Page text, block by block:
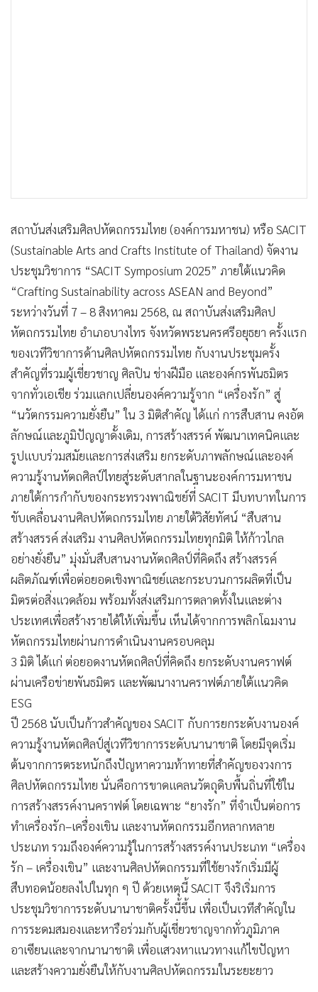
• ญี่ปุ่น
• News1
• Gotomanager
สถาบันส่งเสริมศิลปหัตถกรรมไทย (องค์การมหาชน) หรือ SACIT
(Sustainable Arts and Crafts Institute of Thailand) จัดงาน
ประชุมวิชาการ “SACIT Symposium 2025” ภายใต้แนวคิด
“Crafting Sustainability across ASEAN and Beyond”
ระหว่างวันที่ 7 – 8 สิงหาคม 2568, ณ สถาบันส่งเสริมศิลป
หัตถกรรมไทย อำเภอบางไทร จังหวัดพระนครศรีอยุธยา ครั้งแรก
ของเวทีวิชาการด้านศิลปหัตถกรรมไทย กับงานประชุมครั้ง
สำคัญที่รวมผู้เชี่ยวชาญ ศิลปิน ช่างฝีมือ และองค์กรพันธมิตร
จากทั่วเอเชีย ร่วมแลกเปลี่ยนองค์ความรู้จาก “เครื่องรัก” สู่
“นวัตกรรมความยั่งยืน” ใน 3 มิติสำคัญ ได้แก่ การสืบสาน คงอัต
ลักษณ์และภูมิปัญญาดั้งเดิม, การสร้างสรรค์ พัฒนาเทคนิคและ
รูปแบบร่วมสมัยและการส่งเสริม ยกระดับภาพลักษณ์และองค์
ความรู้งานหัตถศิลป์ไทยสู่ระดับสากลในฐานะองค์การมหาชน
ภายใต้การกำกับของกระทรวงพาณิชย์ที่ SACIT มีบทบาทในการ
ขับเคลื่อนงานศิลปหัตถกรรมไทย ภายใต้วิสัยทัศน์ “สืบสาน
สร้างสรรค์ ส่งเสริม งานศิลปหัตถกรรมไทยทุกมิติ ให้ก้าวไกล
อย่างยั่งยืน” มุ่งมั่นสืบสานงานหัตถศิลป์ที่คิดถึง สร้างสรรค์
ผลิตภัณฑ์เพื่อต่อยอดเชิงพาณิชย์และกระบวนการผลิตที่เป็น
มิตรต่อสิ่งแวดล้อม พร้อมทั้งส่งเสริมการตลาดทั้งในและต่าง
ประเทศเพื่อสร้างรายได้ให้เพิ่มขึ้น เห็นได้จากการพลิกโฉมงาน
หัตถกรรมไทยผ่านการดำเนินงานครอบคลุม
3 มิติ ได้แก่ ต่อยอดงานหัตถศิลป์ที่คิดถึง ยกระดับงานคราฟต์
ผ่านเครือข่ายพันธมิตร และพัฒนางานคราฟต์ภายใต้แนวคิด
ESG
ปี 2568 นับเป็นก้าวสำคัญของ SACIT กับการยกระดับงานองค์
ความรู้งานหัตถศิลป์สู่เวทีวิชาการระดับนานาชาติ โดยมีจุดเริ่ม
ต้นจากการตระหนักถึงปัญหาความท้าทายที่สำคัญของวงการ
ศิลปหัตถกรรมไทย นั่นคือการขาดแคลนวัตถุดิบพื้นถิ่นที่ใช้ใน
การสร้างสรรค์งานคราฟต์ โดยเฉพาะ “ยางรัก” ที่จำเป็นต่อการ
ทำเครื่องรัก–เครื่องเขิน และงานหัตถกรรมอีกหลากหลาย
ประเภท รวมถึงองค์ความรู้ในการสร้างสรรค์งานประเภท “เครื่อง
รัก – เครื่องเขิน” และงานศิลปหัตถกรรมที่ใช้ยางรักเริ่มมีผู้
สืบทอดน้อยลงไปในทุก ๆ ปี ด้วยเหตุนี้ SACIT จึงริเริ่มการ
ประชุมวิชาการระดับนานาชาติครั้งนี้ขึ้น เพื่อเป็นเวทีสำคัญใน
การระดมสมองและหารือร่วมกับผู้เชี่ยวชาญจากทั่วภูมิภาค
อาเซียนและจากนานาชาติ เพื่อแสวงหาแนวทางแก้ไขปัญหา
และสร้างความยั่งยืนให้กับงานศิลปหัตถกรรมในระยะยาว